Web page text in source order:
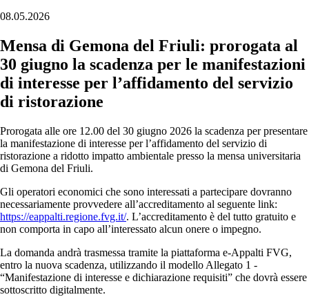
08.05.2026
Mensa di Gemona del Friuli: prorogata al
30 giugno la scadenza per le manifestazioni
di interesse per l’affidamento del servizio
di ristorazione
Prorogata alle ore 12.00 del 30 giugno 2026 la scadenza per presentare
la manifestazione di interesse per l’affidamento del servizio di
ristorazione a ridotto impatto ambientale presso la mensa universitaria
di Gemona del Friuli.
Gli operatori economici che sono interessati a partecipare dovranno
necessariamente provvedere all’accreditamento al seguente link:
https://eappalti.regione.fvg.it/. L’accreditamento è del tutto gratuito e
non comporta in capo all’interessato alcun onere o impegno.
La domanda andrà trasmessa tramite la piattaforma e-Appalti FVG,
entro la nuova scadenza, utilizzando il modello Allegato 1 -
“Manifestazione di interesse e dichiarazione requisiti” che dovrà essere
sottoscritto digitalmente.